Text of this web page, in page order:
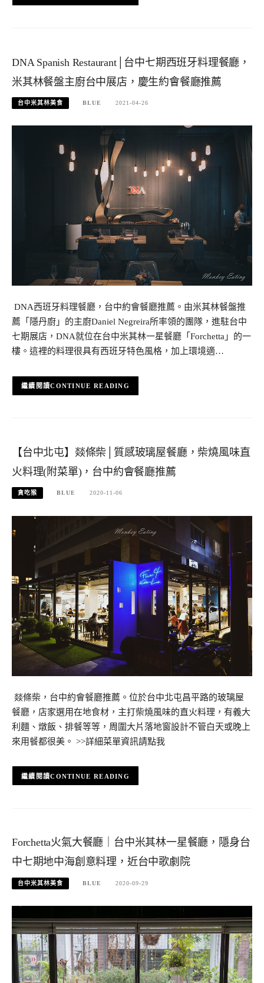
DNA Spanish Restaurant│台中七期西班牙料理餐廳，
米其林餐盤主廚台中展店，慶生約會餐廳推薦
台中米其林美食 BLUE 2021-04-26
​ DNA西班牙料理餐廳，台中約會餐廳推薦。由米其林餐盤推
薦「隱丹廚」的主廚Daniel Negreira所率領的團隊，進駐台中
七期展店，DNA就位在台中米其林一星餐廳「Forchetta」的一
樓。這裡的料理很具有西班牙特色風格，加上環境適…
CONTINUE READING
【台中北屯】燚條柴│質感玻璃屋餐廳，柴燒風味直
火料理(附菜單)，台中約會餐廳推薦
貪吃猴 BLUE 2020-11-06
​ 燚條柴，台中約會餐廳推薦。位於台中北屯昌平路的玻璃屋
餐廳，店家選用在地食材，主打柴燒風味的直火料理，有義大
利麵、燉飯、排餐等等，周圍大片落地窗設計不管白天或晚上
來用餐都很美。 >>詳細菜單資訊請點我
CONTINUE READING
Forchetta火氣大餐廳｜台中米其林一星餐廳，隱身台
中七期地中海創意料理，近台中歌劇院
台中米其林美食 BLUE 2020-09-29